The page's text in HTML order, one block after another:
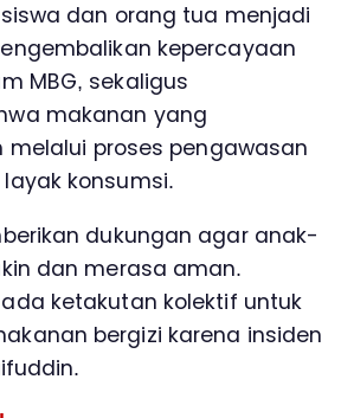
dan orang tua menjadi
kepercayaan
MBG, sekaligus
makanan yang
melalui proses pengawasan
konsumsi.
dukungan agar anak-
dan merasa aman.
ketakutan kolektif untuk
bergizi karena insiden